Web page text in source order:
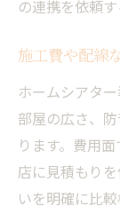
手順
一条工務
避策
一条
功の
失敗
計実
の連携を依頼
施工費や配線
ホームシアタ
部屋の広さ、
ります。費用
店に見積もり
いを明確に比